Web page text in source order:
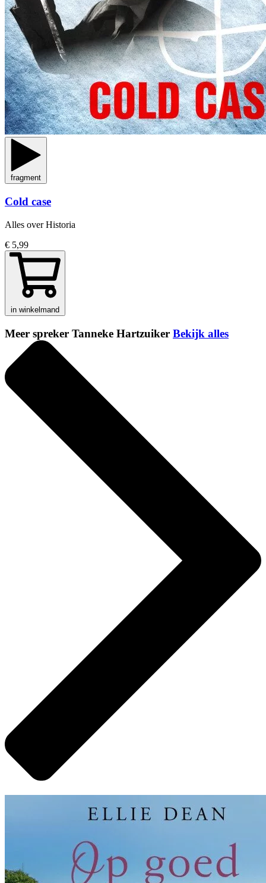
fragment
Cold case
Alles over Historia
€ 5,99
in winkelmand
Meer spreker Tanneke Hartzuiker Bekijk alles